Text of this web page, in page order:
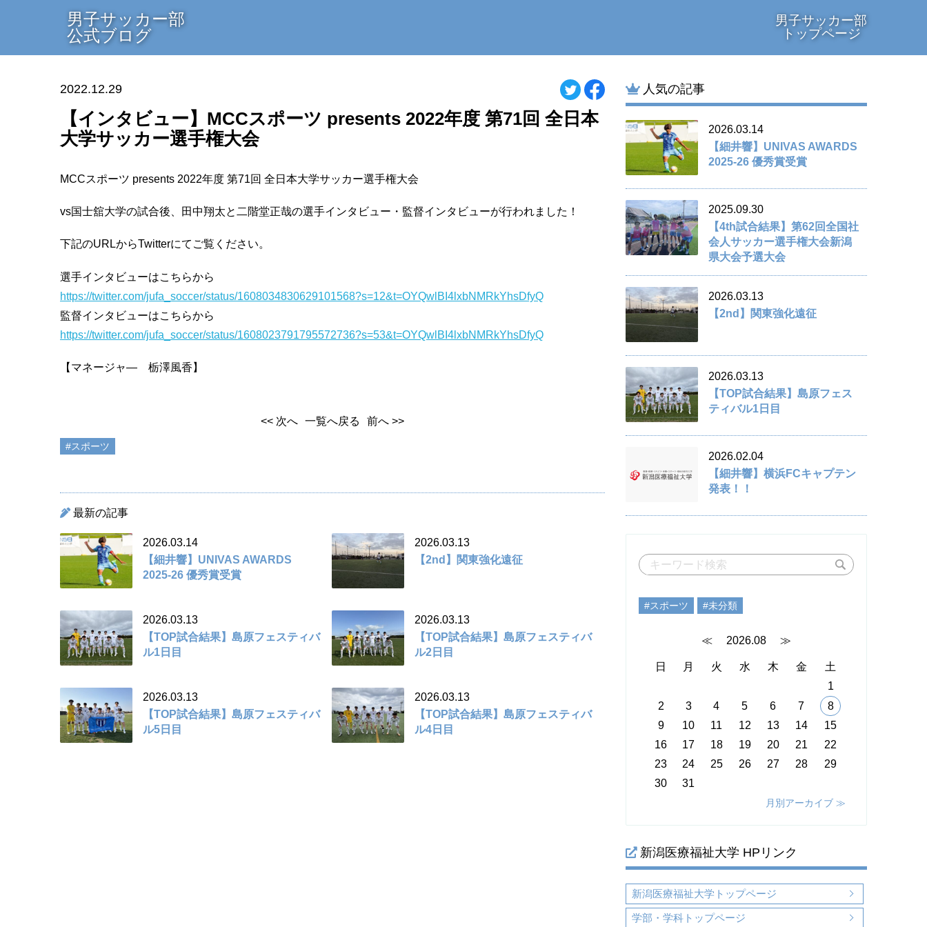
男子サッカー部
トップページ
男子サッカー部
公式ブログ
2022.12.29
【インタビュー】MCCスポーツ presents 2022年度 第71回 全日本
大学サッカー選手権大会
MCCスポーツ presents 2022年度 第71回 全日本大学サッカー選手権大会
vs国士舘大学の試合後、田中翔太と二階堂正哉の選手インタビュー・監督インタビューが行われました！
下記のURLからTwitterにてご覧ください。
選手インタビューはこちらから
https://twitter.com/jufa_soccer/status/1608034830629101568?s=12&t=OYQwlBI4lxbNMRkYhsDfyQ
監督インタビューはこちらから
https://twitter.com/jufa_soccer/status/1608023791795572736?s=53&t=OYQwlBI4lxbNMRkYhsDfyQ
【マネージャ― 栃澤風香】
<< 次へ 一覧へ戻る 前へ >>
#スポーツ
最新の記事
2026.03.14
【細井響】UNIVAS AWARDS
2025-26 優秀賞受賞
2026.03.13
【2nd】関東強化遠征
2026.03.13
【TOP試合結果】島原フェスティバ
ル1日目
2026.03.13
【TOP試合結果】島原フェスティバ
ル2日目
2026.03.13
【TOP試合結果】島原フェスティバ
ル5日目
2026.03.13
【TOP試合結果】島原フェスティバ
ル4日目
人気の記事
2026.03.14
【細井響】UNIVAS AWARDS
2025-26 優秀賞受賞
2025.09.30
【4th試合結果】第62回全国社
会人サッカー選手権大会新潟
県大会予選大会
2026.03.13
【2nd】関東強化遠征
2026.03.13
【TOP試合結果】島原フェス
ティバル1日目
2026.02.04
【細井響】横浜FCキャプテン
発表！！
#スポーツ #未分類
≪ 2026.08 ≫
日 月 火 水 木 金
土
1
2
3 4 5 6 7
8
9
10 11 12 13 14
15
16
17 18 19 20 21
22
23
24 25 26 27 28
29
30
31
月別アーカイブ ≫
新潟医療福祉大学 HPリンク
新潟医療福祉大学トップページ
学部・学科トップページ